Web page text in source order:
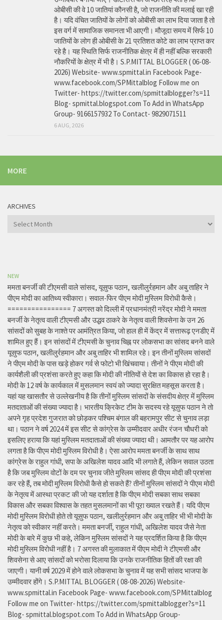
ओबीसी की वे 10 जातियां कौनसी है, जो राजनीति की मलाई खा रही
है। यदि वंचित जातियों के लोगों को ओबीसी का लाभ दिया जाता है तो
इस वर्ग में सामाजिक समानता भी आएगी। मौजूदा समय में सिर्फ 10
जातियों के लोग ही ओबीसी के 21 प्रतिशत कोटे का लाभ प्राप्त कर
रहे है। यह स्थिति सिर्फ राजनीतिक क्षेत्र में ही नहीं बल्कि सरकारी
नौकरियों के क्षेत्र में भी है। S.P.MITTAL BLOGGER ( 06-08-
2026) Website- www.spmittal.in Facebook Page-
www.facebook.com/SPMittalblog Follow me on
Twitter- https://twitter.com/spmittalblogger?s=11
Blog- spmittal.blogspot.com To Add in WhatsApp
Group- 9166157932 To Contact- 9829071511
6 AUG, 2026
MORE
ARCHIVES
Archives
NEW
ममता बनर्जी की टीएमसी वाले सांसद, यूसुफ पठान, खलीलुर्रहमान और अबु ताहिर ने
पीएम मोदी का आतिथ्य स्वीकारा। सवाल-फिर पीएम मोदी मुस्लिम विरोधी कैसे।
================ 7 अगस्त को दिल्ली में प्रधानमंत्री नरेंद्र मोदी ने ममता
बनर्जी के नेतृत्व वाली टीएमसी और उद्धव ठाकरे के नेतृत्व वाली शिवसेना के उन 26
सांसदों को सुबह के नाश्ते पर आमंत्रित किया, जो हाल ही में केंद्र में सत्तारूढ़ एनडीए में
शामिल हुए हैं। इन सांसदों में टीएमसी के चुनाव चिह्न पर लोकसभा का सांसद बनने वाले
यूसुफ पठान, खलीलुर्रहमान और अबु ताहिर भी शामिल रहे। इन तीनों मुस्लिम सांसदों
ने पीएम मोदी के पास खड़े होकर गर्व से फोटो भी खिंचवाया। तीनों ने पीएम मोदी की
कार्यशैली की प्रशंसा करते हुए कहा कि मोदी की नीतियों से देश का विकास हो रहा है।
मोदी के 12 वर्ष के कार्यकाल में मुसलमान स्वयं को ज्यादा सुरक्षित महसूस करता है।
यहां यह खासतौर से उल्लेखनीय है कि तीनों मुस्लिम सांसदों के संसदीय क्षेत्र में मुस्लिम
मतदाताओं की संख्या ज्यादा है। भारतीय क्रिकेट टीम के सदस्य रहे यूसुफ पठान ने तो
अपने गृह प्रदेश गुजरात को छोड़कर पश्चिम बंगाल की बहरामपुर सीट से चुनाव लड़ा
था। पठान ने वर्ष 2024 में इस सीट से कांग्रेस के उम्मीदवार अधीर रंजन चौधरी को
इसलिए हराया कि यहां मुस्लिम मतदाताओं की संख्या ज्यादा थी। आमतौर पर यह आरोप
लगता है कि पीएम मोदी मुस्लिम विरोधी है। ऐसा आरोप ममता बनर्जी के साथ साथ
कांग्रेस के राहुल गांधी, सपा के अखिलेश यादव आदि भी लगाते हैं, लेकिन सवाल उठता
है कि जब मुस्लिम वोटों के दम पर चुनाव जीते मुस्लिम सांसद ही पीएम मोदी की प्रशंसा
कर रहे हैं, तब मोदी मुस्लिम विरोधी कैसे हो सकते हैं? तीनों मुस्लिम सांसदों ने पीएम मोदी
के नेतृत्व में आस्था प्रकट की जो यह दर्शाता है कि पीएम मोदी सबका साथ सबका
विकास और सबका विश्वास के तहत मुसलमानों का भी पूरा ख्याल रखते हैं। यदि पीएम
मोदी मुस्लिम विरोधी होते तो यूसुफ पठान, खलीलुर्रहमान और अबु ताहिर भी भी मोदी के
नेतृत्व को स्वीकार नहीं करते। ममता बनर्जी, राहुल गांधी, अखिलेश यादव जैसे नेता
मोदी के बारे में कुछ भी कहे, लेकिन मुस्लिम सांसदों ने यह प्रदर्शित किया है कि पीएम
मोदी मुस्लिम विरोधी नहीं है। 7 अगस्त की मुलाकात में पीएम मोदी ने टीएमसी और
शिवसेना से आए सांसदों को भरोसा दिलाया कि उनके राजनीतिक हितों की रक्षा की
जाएगी। यानी वर्ष 2029 में होने वाले लोकसभा के चुनाव में यह सभी सांसद भाजपा के
उम्मीदवार होंगे। S.P.MITTAL BLOGGER ( 08-08-2026) Website-
www.spmittal.in Facebook Page- www.facebook.com/SPMittalblog
Follow me on Twitter- https://twitter.com/spmittalblogger?s=11
Blog- spmittal.blogspot.com To Add in WhatsApp Group-